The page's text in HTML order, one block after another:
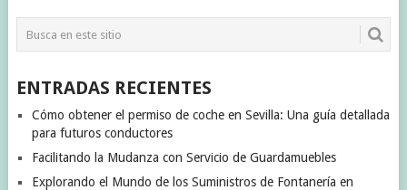
ENTRADAS RECIENTES
Cómo obtener el permiso de coche en Sevilla: Una guía detallada
para futuros conductores
Facilitando la Mudanza con Servicio de Guardamuebles
Explorando el Mundo de los Suministros de Fontanería en